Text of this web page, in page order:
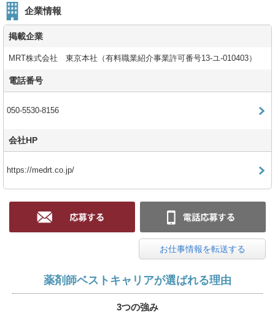
企業情報
掲載企業
MRT株式会社 東京本社（有料職業紹介事業許可番号13-ユ-010403）
電話番号
050-5530-8156
会社HP
https://medrt.co.jp/
お仕事情報を転送する
薬剤師ベストキャリアが選ばれる理由
3つの強み